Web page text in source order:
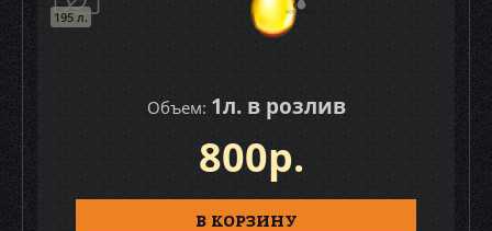
195 л.
Объем: 1л. в розлив
800р.
В КОРЗИНУ